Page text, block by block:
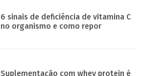
6 sinais de deficiência de vitamina C
no organismo e como repor
Suplementação com whey protein é